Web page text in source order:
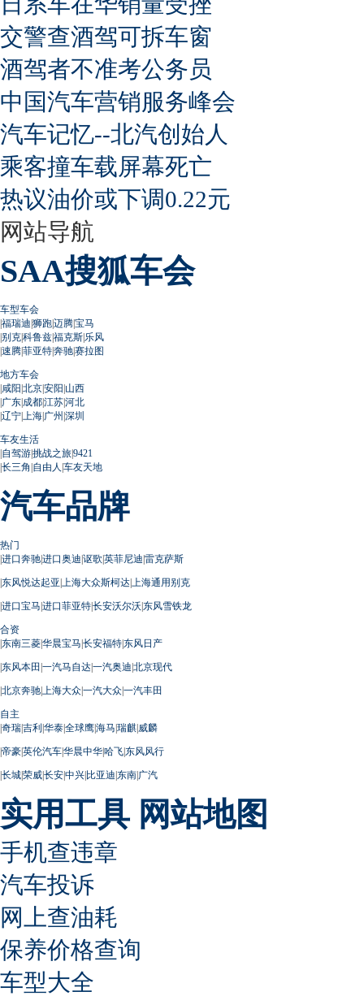
交警查酒驾可拆车窗
酒驾者不准考公务员
中国汽车营销服务峰会
汽车记忆--北汽创始人
乘客撞车载屏幕死亡
热议油价或下调0.22元
网站导航
SAA搜狐车会
车型车会
|福瑞迪|狮跑|迈腾|宝马
|别克|科鲁兹|福克斯|乐风
|速腾|菲亚特|奔驰|赛拉图
地方车会
|咸阳|北京|安阳|山西
|广东|成都|江苏|河北
|辽宁| 上海|广州 |深圳
车友生活
|自驾游|挑战之旅|9421
|长三角 |自由人 |车友天地
汽车品牌
热门
|进口奔驰|进口奥迪|讴歌|英菲尼迪|雷克萨斯
|东风悦达起亚| 上海大众斯柯达| 上海通用别克
|进口宝马|进口菲亚特|长安沃尔沃|东风雪铁龙
合资
|东南三菱|华晨宝马|长安福特|东风日产
|东风本田 |一汽马自达|一汽奥迪|北京现代
|北京奔驰| 上海大众|一汽大众|一汽丰田
自主
|奇瑞|吉利|华泰|全球鹰|海马|瑞麒|威麟
|帝豪|英伦汽车|华晨中华|哈飞|东风风行
|长城|荣威|长安|中兴|比亚迪|东南|广汽
实用工具 网站地图
手机查违章
汽车投诉
网上查油耗
保养价格查询
车型大全